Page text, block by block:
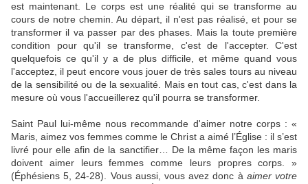
est maintenant. Le corps est une réalité qui se transforme au
cours de notre chemin. Au départ, il n'est pas réalisé, et pour se
transformer il va passer par des phases. Mais la toute première
condition pour qu'il se transforme, c'est de l'accepter. C'est
quelquefois ce qu'il y a de plus difficile, et même quand vous
l'acceptez, il peut encore vous jouer de très sales tours au niveau
de la sensibilité ou de la sexualité. Mais en tout cas, c'est dans la
mesure où vous l'accueillerez qu'il pourra se transformer.
Saint Paul lui-même nous recommande d'aimer notre corps : «
Maris, aimez vos femmes comme le Christ a aimé l’Église : il s’est
livré pour elle afin de la sanctifier… De la même façon les maris
doivent aimer leurs femmes comme leurs propres corps. »
(Éphésiens 5, 24-28). Vous aussi, vous avez donc à aimer votre